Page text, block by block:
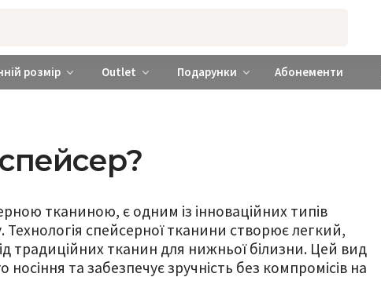
розмір Outlet Подарунки Абонементи
тканиною, є одним із інноваційних типів
спейсерної тканини створює легкий,
традиційних тканин для нижньої білизни. Цей вид
та забезпечує зручність без компромісів на